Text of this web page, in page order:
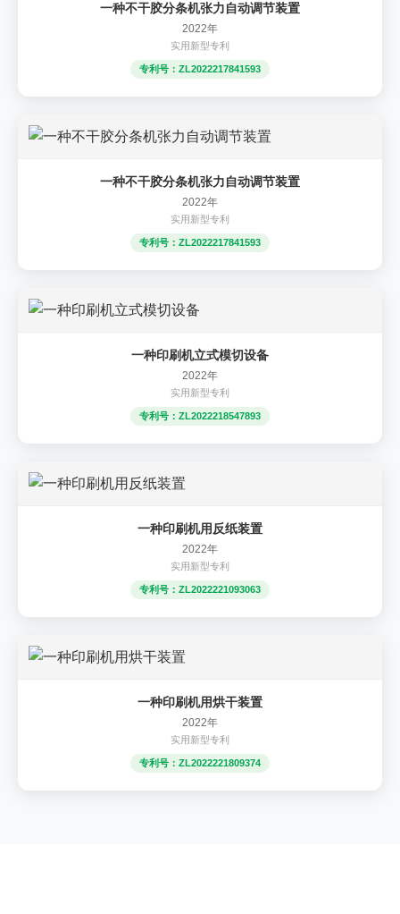
一种不干胶分条机张力自动调节装置
2022年
实用新型专利
专利号：ZL2022217841593
一种不干胶分条机张力自动调节装置
2022年
实用新型专利
专利号：ZL2022217841593
一种印刷机立式模切设备
2022年
实用新型专利
专利号：ZL2022218547893
一种印刷机用反纸装置
2022年
实用新型专利
专利号：ZL2022221093063
一种印刷机用烘干装置
2022年
实用新型专利
专利号：ZL2022221809374